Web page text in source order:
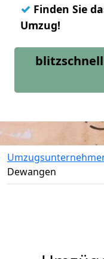
✓ Finden Sie
Umzug!
Dewangen